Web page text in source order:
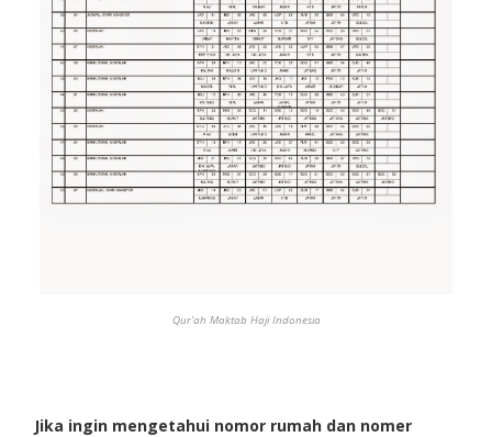
Qur'ah Maktab Haji Indonesia
Jika ingin mengetahui nomor rumah dan nomer